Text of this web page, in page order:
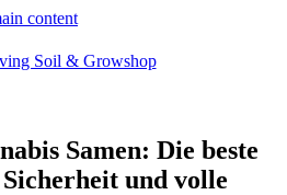
content
Samen: Die beste
und volle